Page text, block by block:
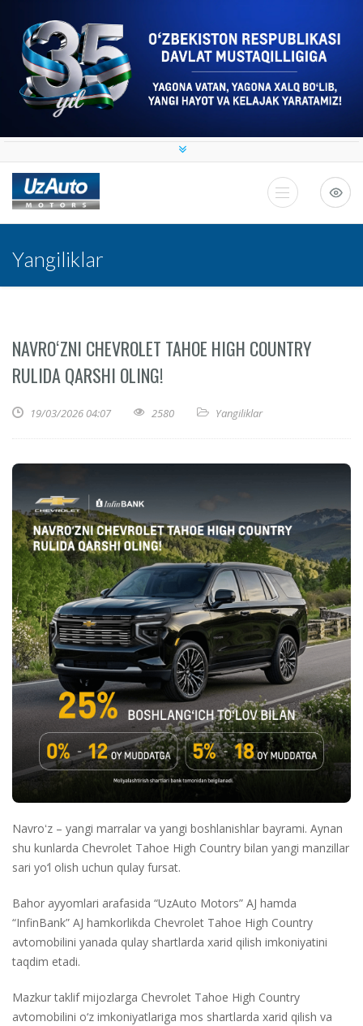
Yangiliklar
NAVROʻZNI CHEVROLET TAHOE HIGH COUNTRY
RULIDA QARSHI OLING!
19/03/2026 04:07 2580 Yangiliklar
Navroʻz – yangi marralar va yangi boshlanishlar bayrami. Aynan
shu kunlarda Chevrolet Tahoe High Country bilan yangi manzillar
sari yo‘l olish uchun qulay fursat.
Bahor ayyomlari arafasida “UzAuto Motors” AJ hamda
“InfinBank” AJ hamkorlikda Chevrolet Tahoe High Country
avtomobilini yanada qulay shartlarda xarid qilish imkoniyatini
taqdim etadi.
Mazkur taklif mijozlarga Chevrolet Tahoe High Country
avtomobilini o‘z imkoniyatlariga mos shartlarda xarid qilish va